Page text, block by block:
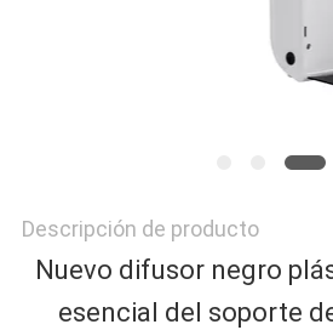
POLÍTICA
Descripción de producto
Nuevo difusor negro
esencial del soporte